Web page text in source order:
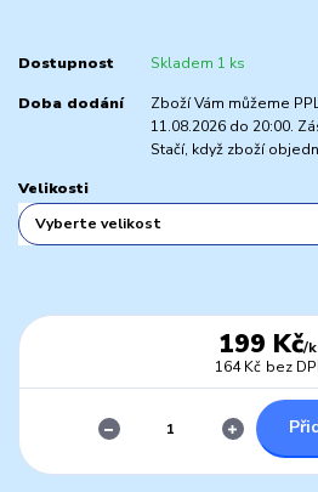
Dostupnost Skladem 1 ks
Doba dodání
Zboží Vám můžeme
11.08.2026 do 20:00.
Stačí, když zboží
Velikosti
199 Kč/
164 Kč bez